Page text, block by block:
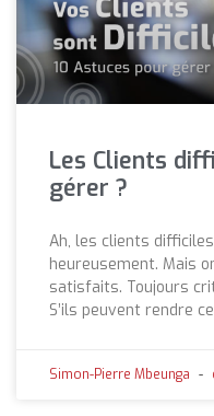
Les Clients
gérer ?
Ah, les clients
heureusement. Mais
satisfaits. Toujours
S’ils peuvent rendre
Simon-Pierre Mbeunga